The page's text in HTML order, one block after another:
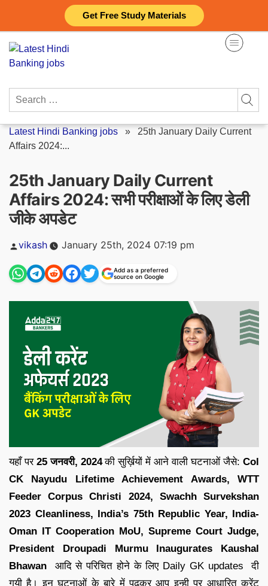
Get Free Study Materials
content
Search
Latest Hindi Banking jobs » 25th January Daily Current
Affairs 2024:...
25th January Daily Current
Affairs 2024: सभी परीक्षाओं के लिए डेली
जीके अपडेट
Posted
vikash January 25th, 2024 07:19 pm
Add as a preferred
source on Google
यहाँ पर25 जनवरी, 2024 की सुर्ख़ियों में आने वाली घटनाओं जैसे: Col
CK Nayudu Lifetime Achievement Awards, WTT
Feeder Corpus Christi 2024, Swachh Survekshan
2023 Cleanliness, India’s 75th Republic Year, India-
Oman IT Cooperation MoU, Supreme Court Judge,
President Droupadi Murmu Inaugurates Kaushal
Bhawan
आदि से परिचित होने के लिए Daily GK updates
दी
गयी है। इन घटनाओं के बारे में पढ़कर आप इन्ही पर आधारित करेंट